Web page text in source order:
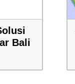
Bali